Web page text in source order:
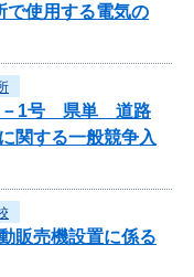
で使用する電気の
2－1号 県単 道路
関する一般競争入
販売機設置に係る